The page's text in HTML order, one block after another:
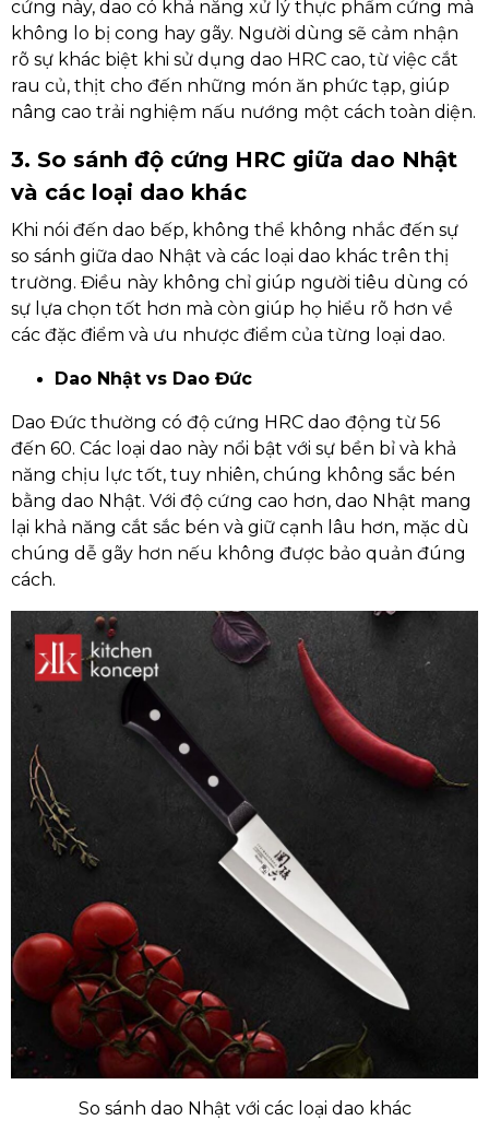
cứng này, dao có khả năng xử lý thực phẩm cứng mà
không lo bị cong hay gãy. Người dùng sẽ cảm nhận
rõ sự khác biệt khi sử dụng dao HRC cao, từ việc cắt
rau củ, thịt cho đến những món ăn phức tạp, giúp
nâng cao trải nghiệm nấu nướng một cách toàn diện.
3. So sánh độ cứng HRC giữa dao Nhật
và các loại dao khác
Khi nói đến dao bếp, không thể không nhắc đến sự
so sánh giữa dao Nhật và các loại dao khác trên thị
trường. Điều này không chỉ giúp người tiêu dùng có
sự lựa chọn tốt hơn mà còn giúp họ hiểu rõ hơn về
các đặc điểm và ưu nhược điểm của từng loại dao.
Dao Nhật vs Dao Đức
Dao Đức thường có độ cứng HRC dao động từ 56
đến 60. Các loại dao này nổi bật với sự bền bỉ và khả
năng chịu lực tốt, tuy nhiên, chúng không sắc bén
bằng dao Nhật. Với độ cứng cao hơn, dao Nhật mang
lại khả năng cắt sắc bén và giữ cạnh lâu hơn, mặc dù
chúng dễ gãy hơn nếu không được bảo quản đúng
cách.
So sánh dao Nhật với các loại dao khác